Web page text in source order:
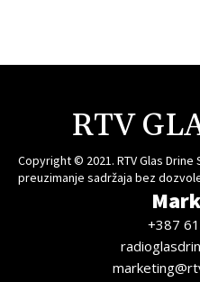
RTV
Copyright © 2021. RTV Glas
preuzimanje sadržaja bez
+387